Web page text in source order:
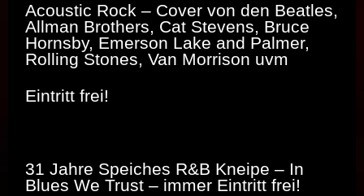
Acoustic Rock – Cover von den Beatles,
Allman Brothers, Cat Stevens, Bruce
Hornsby, Emerson Lake and Palmer,
Rolling Stones, Van Morrison uvm
Eintritt frei!
31 Jahre Speiches R&B Kneipe – In
Blues We Trust – immer Eintritt frei!